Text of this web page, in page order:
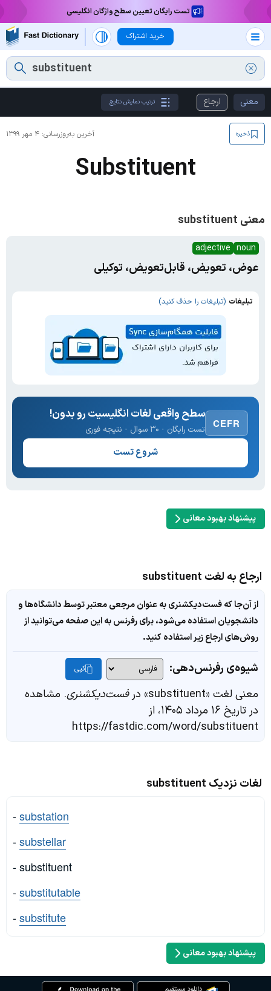
تست رایگان تعیین سطح واژگان انگلیسی
خرید اشتراک
معنی ارجاع ترتیب نمایش نتایج
آخرین به‌روزرسانی: ۴ مهر ۱۳۹۹ ذخیره
Substituent
معنی substituent
noun
adjective
عوض، تعویض، قابل‌تعویض، توکیلی
تبلیغات (تبلیغات را حذف کنید)
CEFR
سطح واقعی لغات انگلیسیت رو بدون!
تست رایگان · ۳۰ سوال · نتیجه فوری
شروع تست
پیشنهاد بهبود معانی
ارجاع به لغت substituent
از آن‌جا که فست‌دیکشنری به عنوان مرجعی معتبر توسط دانشگاه‌ها و
دانشجویان استفاده می‌شود، برای رفرنس به این صفحه می‌توانید از
روش‌های ارجاع زیر استفاده کنید.
شیوه‌ی رفرنس‌دهی: کپی
معنی لغت «substituent» در فست‌دیکشنری. مشاهده
در تاریخ ۱۶ مرداد ۱۴۰۵، از
https://fastdic.com/word/substituent
لغات نزدیک substituent
-substation
-substellar
- substituent
-substitutable
-substitute
پیشنهاد بهبود معانی